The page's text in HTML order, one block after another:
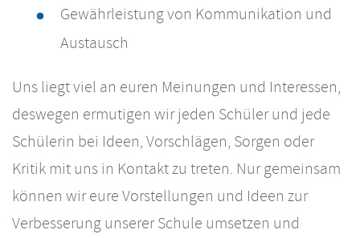
Gewährleistung von Kommunikation und
Austausch
Uns liegt viel an euren Meinungen und Interessen,
deswegen ermutigen wir jeden Schüler und jede
Schülerin bei Ideen, Vorschlägen, Sorgen oder
Kritik mit uns in Kontakt zu treten. Nur gemeinsam
können wir eure Vorstellungen und Ideen zur
Verbesserung unserer Schule umsetzen und